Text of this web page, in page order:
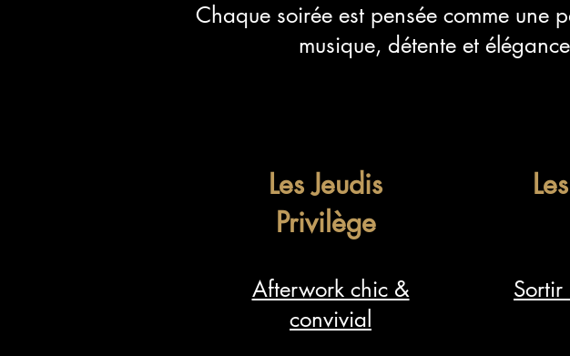
Chaque soirée est pensée comme une
musique, détente et
Les Jeudis
Privilège
Afterwork chic &
convivial
Sortir